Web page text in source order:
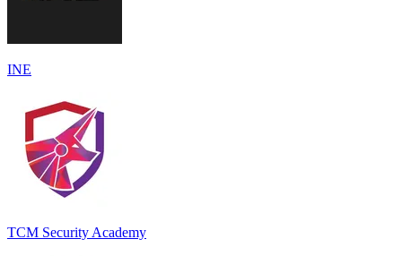
INE
TCM Security Academy